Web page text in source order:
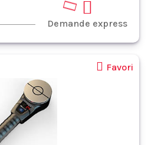
Demande express
Favori